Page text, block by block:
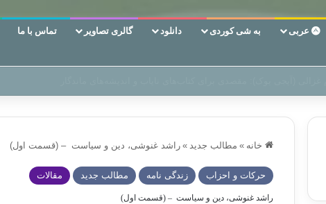
عربی به شی کوردی دانلود گالری تصاویر تماس با ما
خانه » مطالب جدید » راشد غنوشی، دین و سیاست – (قسمت اول)
حركات و احزاب زندگی نامه مطالب جدید مقالات
راشد غنوشی، دین و سیاست – (قسمت اول)